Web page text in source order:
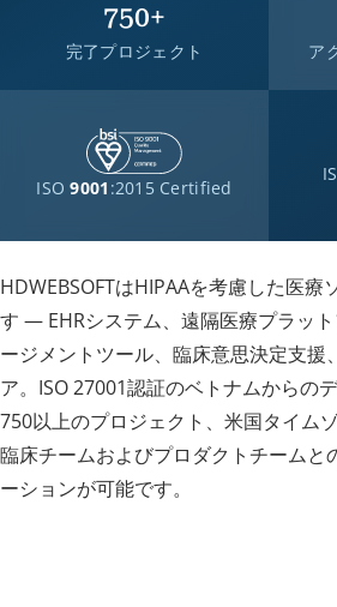
750+
完了プロジェクト ア
ISO9001 :2015 Certified
HDWEBSOFTはHIPAAを考慮した医療
す — EHRシステム、遠隔医療プラッ
ージメントツール、臨床意思決定支援
ア。ISO 27001認証のベトナムからの
750以上のプロジェクト、米国タイム
臨床チームおよびプロダクトチームと
ーションが可能です。